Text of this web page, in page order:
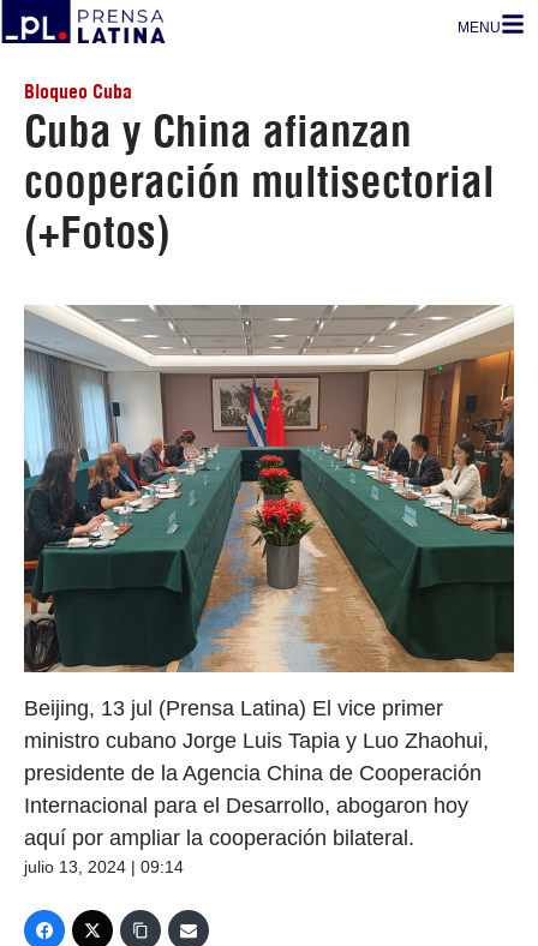
MENU
Bloqueo Cuba
Cuba y China afianzan
cooperación multisectorial
(+Fotos)
Beijing, 13 jul (Prensa Latina) El vice primer
ministro cubano Jorge Luis Tapia y Luo Zhaohui,
presidente de la Agencia China de Cooperación
Internacional para el Desarrollo, abogaron hoy
aquí por ampliar la cooperación bilateral.
julio 13, 2024 | 09:14